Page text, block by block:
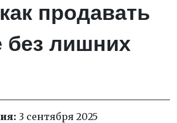
продавать
без лишних
3 сентября 2025